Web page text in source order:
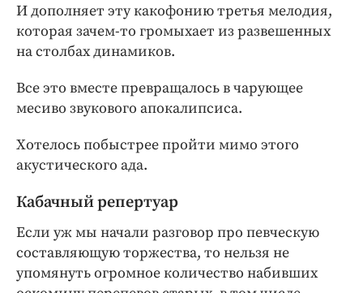
И дополняет эту какофонию третья мелодия,
которая зачем-то громыхает из развешенных
на столбах динамиков.
Все это вместе превращалось в чарующее
месиво звукового апокалипсиса.
Хотелось побыстрее пройти мимо этого
акустического ада.
Кабачный репертуар
Если уж мы начали разговор про певческую
составляющую торжества, то нельзя не
упомянуть огромное количество набивших